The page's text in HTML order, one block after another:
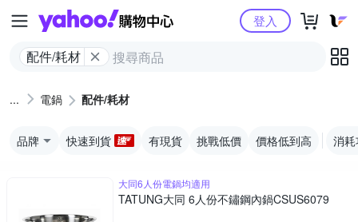
Yahoo購物中心
配件/耗材
登入
電鍋 配件/耗材
品牌 快速到貨 有現貨 挑戰低價 價格低到高 消
大同6人份電鍋均適用
TATUNG大同 6人份不鏽鋼內鍋CSUS6079